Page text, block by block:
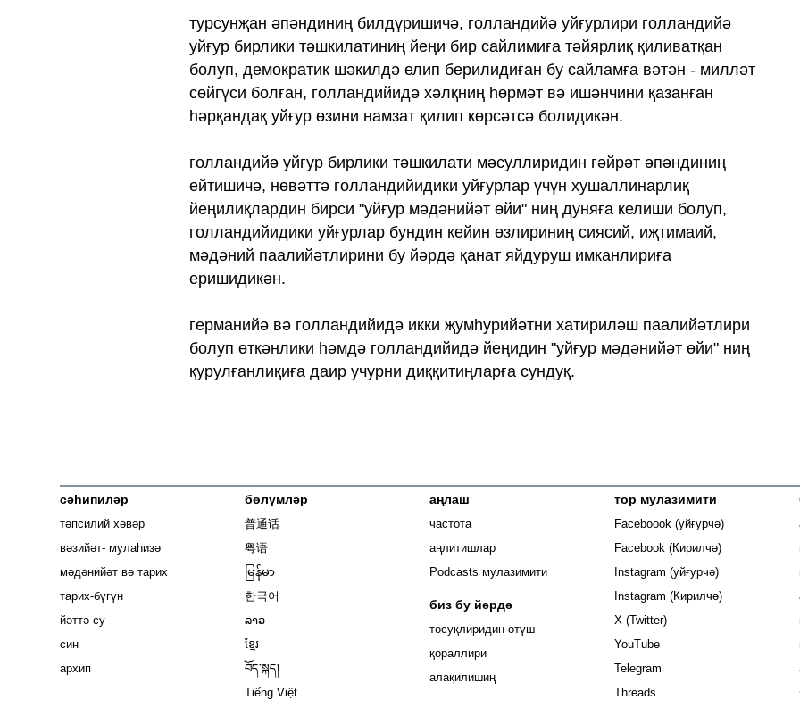
турсунҗан әпәндиниң билдүришичә, голландийә уйғурлири голландийә
уйғур бирлики тәшкилатиниң йеңи бир сайлимиға тәйярлиқ қиливатқан
болуп, демократик шәкилдә елип берилидиған бу сайламға вәтән - милләт
сөйгүси болған, голландийидә хәлқниң һөрмәт вә ишәнчини қазанған
һәрқандақ уйғур өзини намзат қилип көрсәтсә болидикән.
голландийә уйғур бирлики тәшкилати мәсуллиридин ғәйрәт әпәндиниң
ейтишичә, нөвәттә голландийидики уйғурлар үчүн хушаллинарлиқ
йеңилиқлардин бирси "уйғур мәдәнийәт өйи" ниң дуняға келиши болуп,
голландийидики уйғурлар бундин кейин өзлириниң сиясий, иҗтимаий,
мәдәний паалийәтлирини бу йәрдә қанат яйдуруш имканлириға
еришидикән.
германийә вә голландийидә икки җумһурийәтни хатириләш паалийәтлири
болуп өткәнлики һәмдә голландийидә йеңидин "уйғур мәдәнийәт өйи" ниң
қурулғанлиқиға даир учурни диққитиңларға сундуқ.
сәһипиләр
тәпсилий хәвәр
вәзийәт- мулаһизә
мәдәнийәт вә тарих
тарих-бүгүн
йәттә су
син
архип
бөлүмләр
普通话
粤语
မြန်မာ
한국어
ລາວ
ខ្មែរ
བོད་སྐད།
Tiếng Việt
аңлаш
частота
аңлитишлар
Podcasts мулазимити
биз бу йәрдә
тосуқлиридин өтүш
қораллири
алақилишиң
тор мулазимити
Faceboook (уйғурчә) Opens in new
Facebook (Кирилчә)
Instagram (уйғурчә)
Instagram (Кирилчә)
X (Twitter)
YouTube
Telegram
Threads